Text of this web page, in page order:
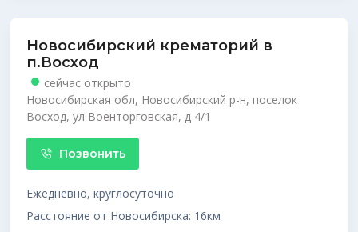
Новосибирский крематорий в
п.Восход
сейчас открыто
Новосибирская обл, Новосибирский р-н, поселок
Восход, ул Военторговская, д 4/1
Позвонить
Ежедневно, круглосуточно
Расстояние от Новосибирска: 16км